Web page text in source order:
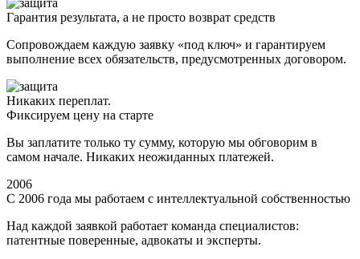
Гарантия результата, а не просто возврат средств
Сопровождаем каждую заявку «под ключ» и гарантируем
выполнение всех обязательств, предусмотренных договором.
Никаких переплат.
Фиксируем цену на старте
Вы заплатите только ту сумму, которую мы обговорим в
самом начале. Никаких неожиданных платежей.
2006
С 2006 года мы работаем с интеллектуальной собственностью
Над каждой заявкой работает команда специалистов:
патентные поверенные, адвокаты и эксперты.